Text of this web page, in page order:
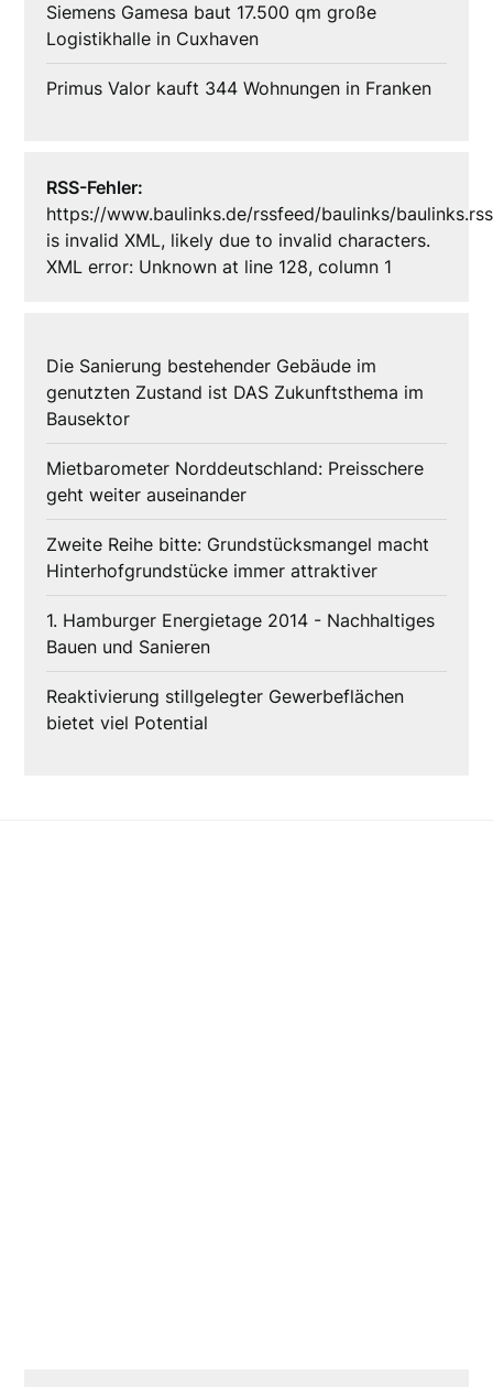
Siemens Gamesa baut 17.500 qm große
Logistikhalle in Cuxhaven
Primus Valor kauft 344 Wohnungen in Franken
RSS-Fehler:
https://www.baulinks.de/rssfeed/baulinks/baulinks.rss
is invalid XML, likely due to invalid characters.
XML error: Unknown at line 128, column 1
Die Sanierung bestehender Gebäude im
genutzten Zustand ist DAS Zukunftsthema im
Bausektor
Mietbarometer Norddeutschland: Preisschere
geht weiter auseinander
Zweite Reihe bitte: Grundstücksmangel macht
Hinterhofgrundstücke immer attraktiver
1. Hamburger Energietage 2014 - Nachhaltiges
Bauen und Sanieren
Reaktivierung stillgelegter Gewerbeflächen
bietet viel Potential